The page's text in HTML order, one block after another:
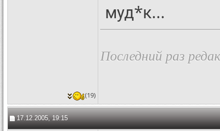
муд*к...
Последний раз
(19)
17.12.2005, 19:15